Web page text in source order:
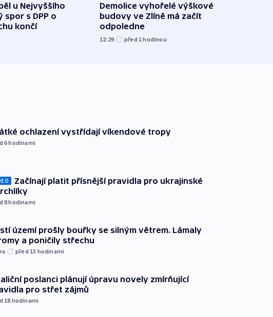
u Nejvyššího
spor s DPP o
končí
Demolice vyhořelé výškové
budovy ve Zlíně má začít
odpoledne
12:29 před 1hodinou
ochlazení vystřídají víkendové tropy
6hodinami
Začínají platit přísnější pravidla pro ukrajinské
8hodinami
území prošly bouřky se silným větrem. Lámaly
a poničily střechu
před 15 hodinami
poslanci plánují úpravu novely zmírňující
pro střet zájmů
18 hodinami